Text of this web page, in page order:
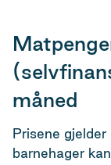
måned
Prisene
barnehager